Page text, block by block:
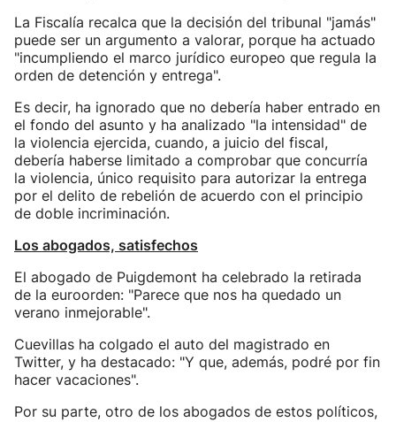
La Fiscalía recalca que la decisión del tribunal "jamás"
puede ser un argumento a valorar, porque ha actuado
"incumpliendo el marco jurídico europeo que regula la
orden de detención y entrega".
Es decir, ha ignorado que no debería haber entrado en
el fondo del asunto y ha analizado "la intensidad" de
la violencia ejercida, cuando, a juicio del fiscal,
debería haberse limitado a comprobar que concurría
la violencia, único requisito para autorizar la entrega
por el delito de rebelión de acuerdo con el principio
de doble incriminación.
Los abogados, satisfechos
El abogado de Puigdemont ha celebrado la retirada
de la euroorden: "Parece que nos ha quedado un
verano inmejorable".
Cuevillas ha colgado el auto del magistrado en
Twitter, y ha destacado: "Y que, además, podré por fin
hacer vacaciones".
Por su parte, otro de los abogados de estos políticos,